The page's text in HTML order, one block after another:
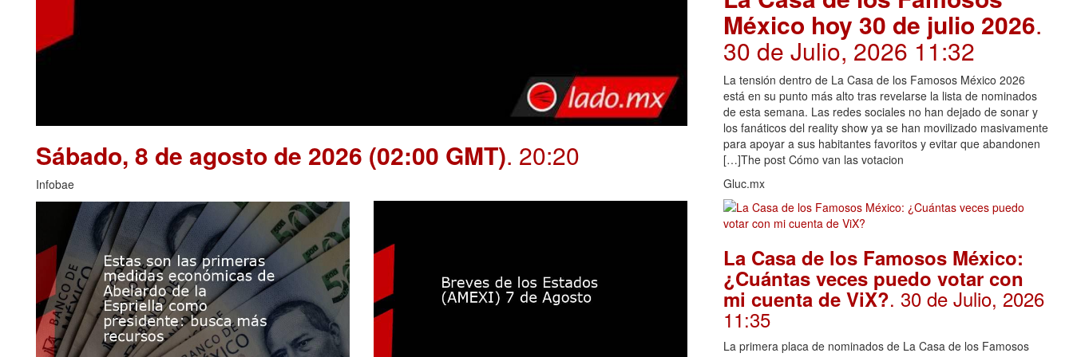
Sábado, 8 de agosto de 2026 (02:00 GMT). 20:20
Infobae
México hoy 30 de julio 2026.
30 de Julio, 2026 11:32
La tensión dentro de La Casa de los Famosos México 2026
está en su punto más alto tras revelarse la lista de nominados
de esta semana. Las redes sociales no han dejado de sonar y
los fanáticos del reality show ya se han movilizado masivamente
para apoyar a sus habitantes favoritos y evitar que abandonen
[…]The post Cómo van las votacion
Gluc.mx
La Casa de los Famosos México:
¿Cuántas veces puedo votar con
mi cuenta de ViX?. 30 de Julio, 2026
11:35
La primera placa de nominados de La Casa de los Famosos